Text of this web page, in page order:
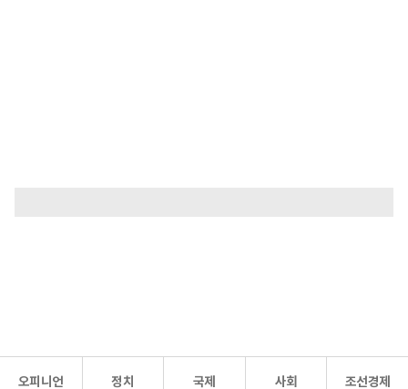
오피니언 정치 국제 사회 조선경제